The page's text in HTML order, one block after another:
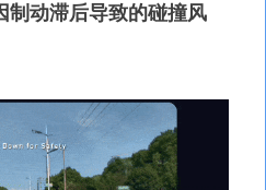
制动滞后导致的碰撞风